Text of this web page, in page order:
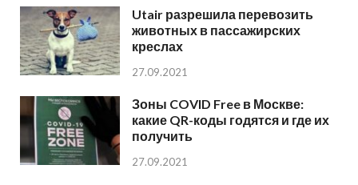
Utair разрешила перевозить
животных в пассажирских
креслах
27.09.2021
Зоны COVID Free в Москве:
какие QR-коды годятся и где их
получить
27.09.2021